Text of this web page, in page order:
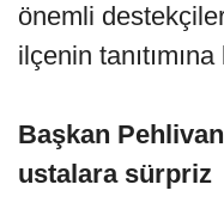
önemli
ilçenin
Başkan
ustalara sürpriz